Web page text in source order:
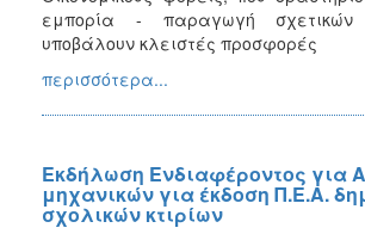
εμπορία - παραγωγή
υποβάλουν κλειστές προσφορές
περισσότερα...
Εκδήλωση Ενδιαφέροντος για
μηχανικών για έκδοση Π.Ε.Α.
σχολικών κτιρίων